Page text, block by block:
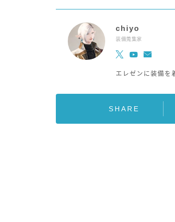
chiyo
装備蒐集家
エレゼンに装備を
SHARE